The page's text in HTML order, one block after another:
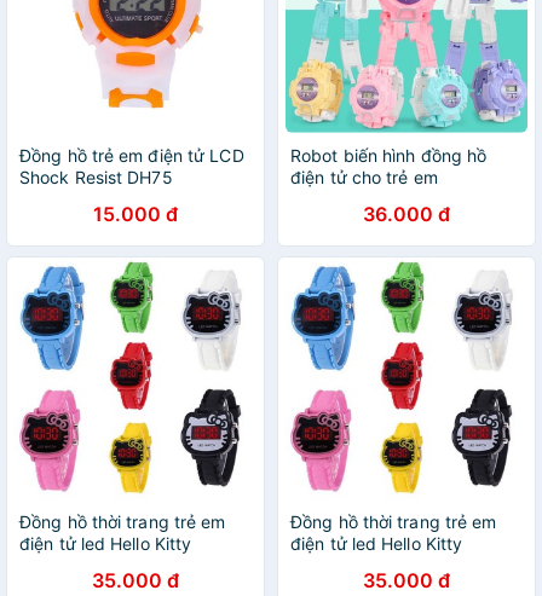
Đồng hồ trẻ em điện tử LCD
Shock Resist DH75
15.000 đ
Robot biến hình đồng hồ
điện tử cho trẻ em
36.000 đ
Đồng hồ thời trang trẻ em
điện tử led Hello Kitty
35.000 đ
Đồng hồ thời trang trẻ em
điện tử led Hello Kitty
35.000 đ